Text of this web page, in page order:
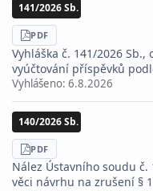
141/2026 Sb.
STÁHNOUT
PDF
Vyhláška č. 141/2026
vyúčtování příspěvků
Vyhlášeno: 6.8.2026
140/2026 Sb.
STÁHNOUT
PDF
Nález Ústavního soudu č.
věci návrhu na zrušení §